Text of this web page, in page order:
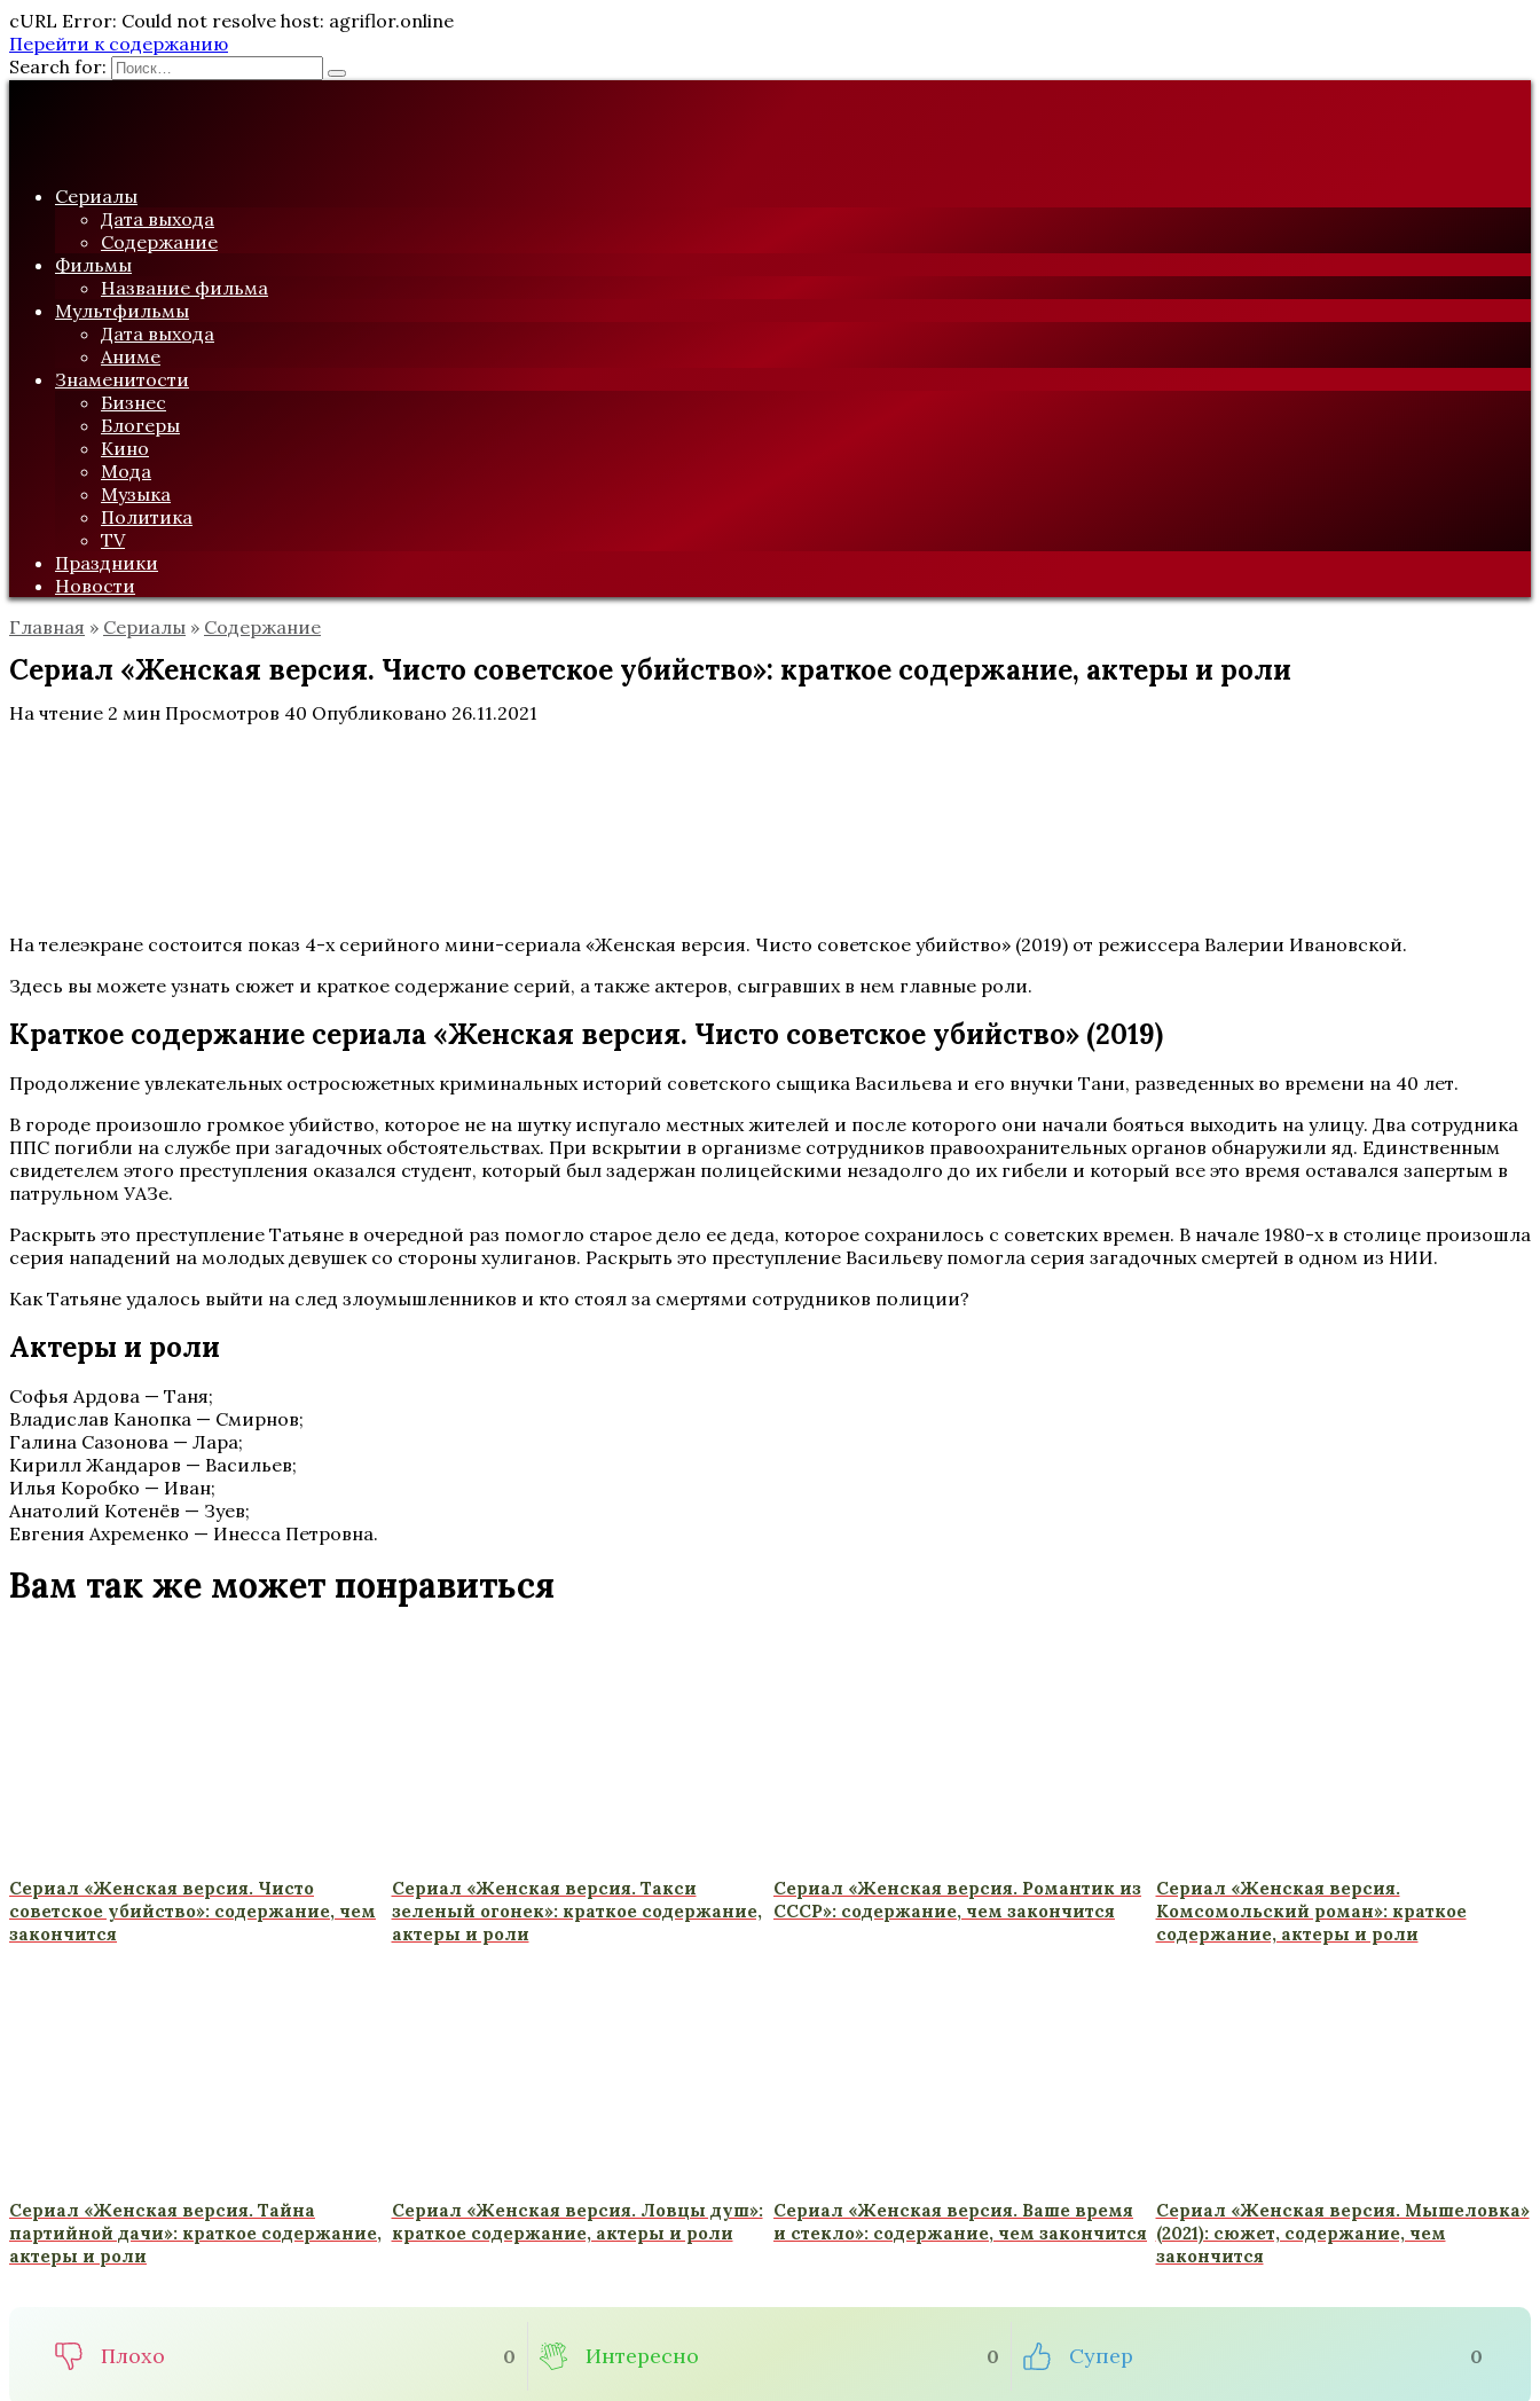
cURL Error: Could not resolve host: agriflor.online
Перейти к содержанию
Search for:
Сериалы
Дата выхода
Содержание
Фильмы
Название фильма
Мультфильмы
Дата выхода
Аниме
Знаменитости
Бизнес
Блогеры
Кино
Мода
Музыка
Политика
TV
Праздники
Новости
Главная » Сериалы » Содержание
Сериал «Женская версия. Чисто советское убийство»: краткое содержание, актеры и роли
На чтение 2 мин Просмотров 40 Опубликовано 26.11.2021
На телеэкране состоится показ 4-х серийного мини-сериала «Женская версия. Чисто советское убийство» (2019) от режиссера Валерии Ивановской.
Здесь вы можете узнать сюжет и краткое содержание серий, а также актеров, сыгравших в нем главные роли.
Краткое содержание сериала «Женская версия. Чисто советское убийство» (2019)
Продолжение увлекательных остросюжетных криминальных историй советского сыщика Васильева и его внучки Тани, разведенных во времени на 40 лет.
В городе произошло громкое убийство, которое не на шутку испугало местных жителей и после которого они начали бояться выходить на улицу. Два сотрудника
ППС погибли на службе при загадочных обстоятельствах. При вскрытии в организме сотрудников правоохранительных органов обнаружили яд. Единственным
свидетелем этого преступления оказался студент, который был задержан полицейскими незадолго до их гибели и который все это время оставался запертым в
патрульном УАЗе.
Раскрыть это преступление Татьяне в очередной раз помогло старое дело ее деда, которое сохранилось с советских времен. В начале 1980-х в столице произошла
серия нападений на молодых девушек со стороны хулиганов. Раскрыть это преступление Васильеву помогла серия загадочных смертей в одном из НИИ.
Как Татьяне удалось выйти на след злоумышленников и кто стоял за смертями сотрудников полиции?
Актеры и роли
Софья Ардова — Таня;
Владислав Канопка — Смирнов;
Галина Сазонова — Лара;
Кирилл Жандаров — Васильев;
Илья Коробко — Иван;
Анатолий Котенёв — Зуев;
Евгения Ахременко — Инесса Петровна.
Вам так же может понравиться
Сериал «Женская версия. Чисто
советское убийство»: содержание, чем
закончится
Сериал «Женская версия. Такси
зеленый огонек»: краткое содержание,
актеры и роли
Сериал «Женская версия. Романтик из
СССР»: содержание, чем закончится
Сериал «Женская версия.
Комсомольский роман»: краткое
содержание, актеры и роли
Сериал «Женская версия. Тайна
партийной дачи»: краткое содержание,
актеры и роли
Сериал «Женская версия. Ловцы душ»:
краткое содержание, актеры и роли
Сериал «Женская версия. Ваше время
и стекло»: содержание, чем закончится
Сериал «Женская версия. Мышеловка»
(2021): сюжет, содержание, чем
закончится
Плохо 0 Интересно 0 Супер 0